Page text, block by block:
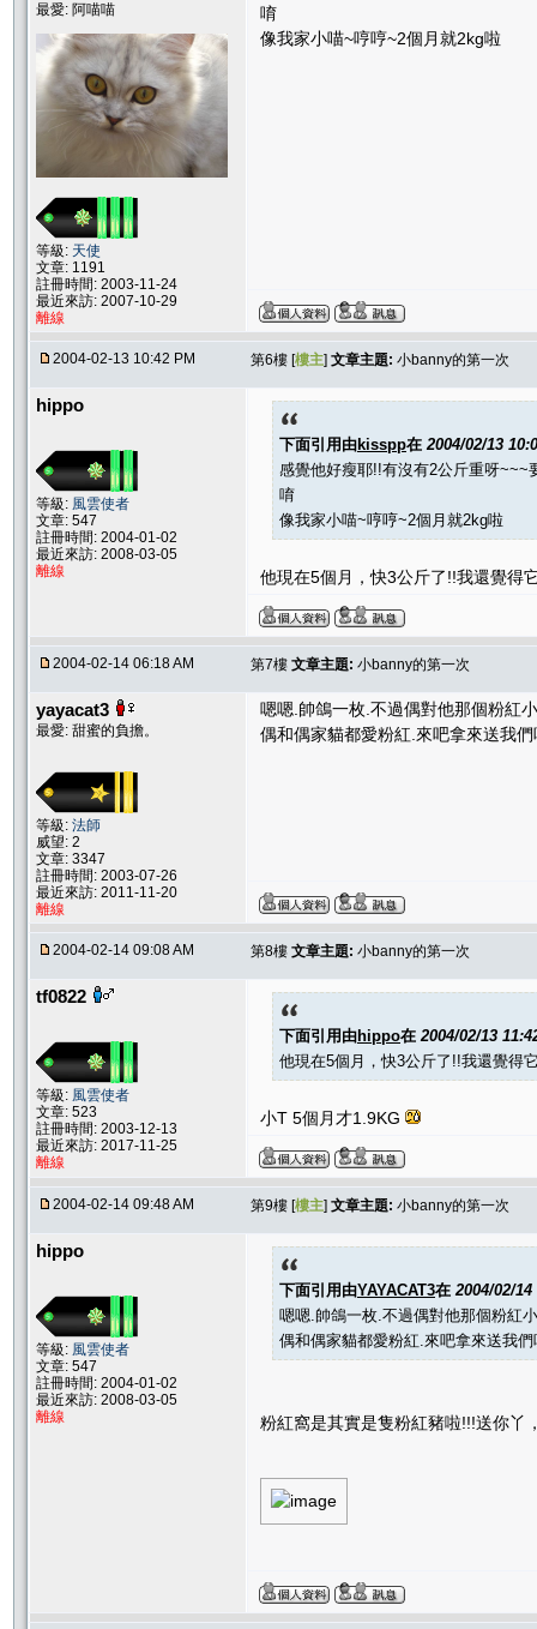
最愛: 阿喵喵
等級: 天使
文章: 1191
註冊時間: 2003-11-24
最近來訪: 2007-10-29
離線
唷
像我家小喵~哼哼~2個月就2kg啦
2004-02-13 10:42 PM 第6樓 [樓主] 文章主題: 小banny的第一次
hippo
等級: 風雲使者
文章: 547
註冊時間: 2004-01-02
最近來訪: 2008-03-05
離線
下面引用由kisspp在 2004/02/13
感覺他好瘦耶!!有沒有2公斤重呀~~~
唷
像我家小喵~哼哼~2個月就2kg啦
他現在5個月，快3公斤了!!我還覺得
2004-02-14 06:18 AM 第7樓 文章主題: 小banny的第一次
yayacat3
最愛: 甜蜜的負擔。
等級: 法師
威望: 2
文章: 3347
註冊時間: 2003-07-26
最近來訪: 2011-11-20
離線
嗯嗯.帥鴿一枚.不過偶對他那個粉紅
偶和偶家貓都愛粉紅.來吧拿來送我
2004-02-14 09:08 AM 第8樓 文章主題: 小banny的第一次
tf0822
等級: 風雲使者
文章: 523
註冊時間: 2003-12-13
最近來訪: 2017-11-25
離線
下面引用由hippo在 2004/02/13
他現在5個月，快3公斤了!!我還覺得
小T 5個月才1.9KG
2004-02-14 09:48 AM 第9樓 [樓主] 文章主題: 小banny的第一次
hippo
等級: 風雲使者
文章: 547
註冊時間: 2004-01-02
最近來訪: 2008-03-05
離線
下面引用由YAYACAT3在 2004/02/
嗯嗯.帥鴿一枚.不過偶對他那個粉紅
偶和偶家貓都愛粉紅.來吧拿來送我
粉紅窩是其實是隻粉紅豬啦!!!送你丫